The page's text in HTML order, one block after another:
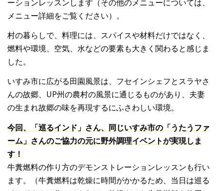
ーションレッスンします（その他のメニューについては、
メニュー詳細をご覧ください）。
村の暮らしで、料理には、スパイスや材料だけではなく、
燃料や環境、空気、水などの要素も大きく関わると感じま
した。
いすみ市に広がる田園風景は、フセインシェフとスラヤさ
んの故郷、UP州の農村の風景に通じるものがあり、夫妻
の生まれ故郷の味を再現するにふさわしい環境。
今回、「巡るインド」さん、同じいすみ市の「うたうファ
ーム」さんのご協力の元に野外調理イベントが実現しま
す！
牛糞燃料の作り方のデモンストレーションレッスンも行い
ます。（牛糞燃料は乾燥に時間がかかるため、当日は巡る